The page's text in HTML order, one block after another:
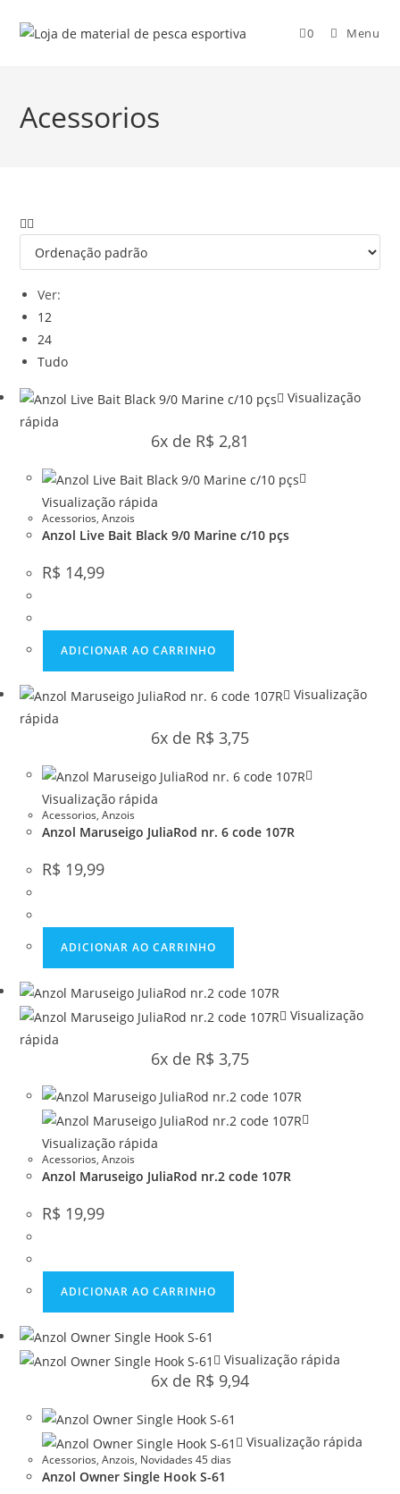
0 Menu
Acessorios
Ver:
12
24
Tudo
Visualização
rápida
6x de R$ 2,81
Visualização rápida
Acessorios,Anzois
Anzol Live Bait Black 9/0 Marine c/10 pçs
R$ 14,99
ADICIONAR AO CARRINHO
Visualização
rápida
6x de R$ 3,75
Visualização rápida
Acessorios,Anzois
Anzol Maruseigo JuliaRod nr. 6 code 107R
R$ 19,99
ADICIONAR AO CARRINHO
Visualização
rápida
6x de R$ 3,75
Visualização rápida
Acessorios,Anzois
Anzol Maruseigo JuliaRod nr.2 code 107R
R$ 19,99
ADICIONAR AO CARRINHO
Visualização rápida
6x de R$ 9,94
Visualização rápida
Acessorios,Anzois, Novidades 45 dias
Anzol Owner Single Hook S-61